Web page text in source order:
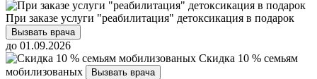
При заказе услуги "реабилитация" детоксикация в подарок
Вызвать врача
до 01.09.2026
Скидка 10 % семьям
мобилизованых
Вызвать врача